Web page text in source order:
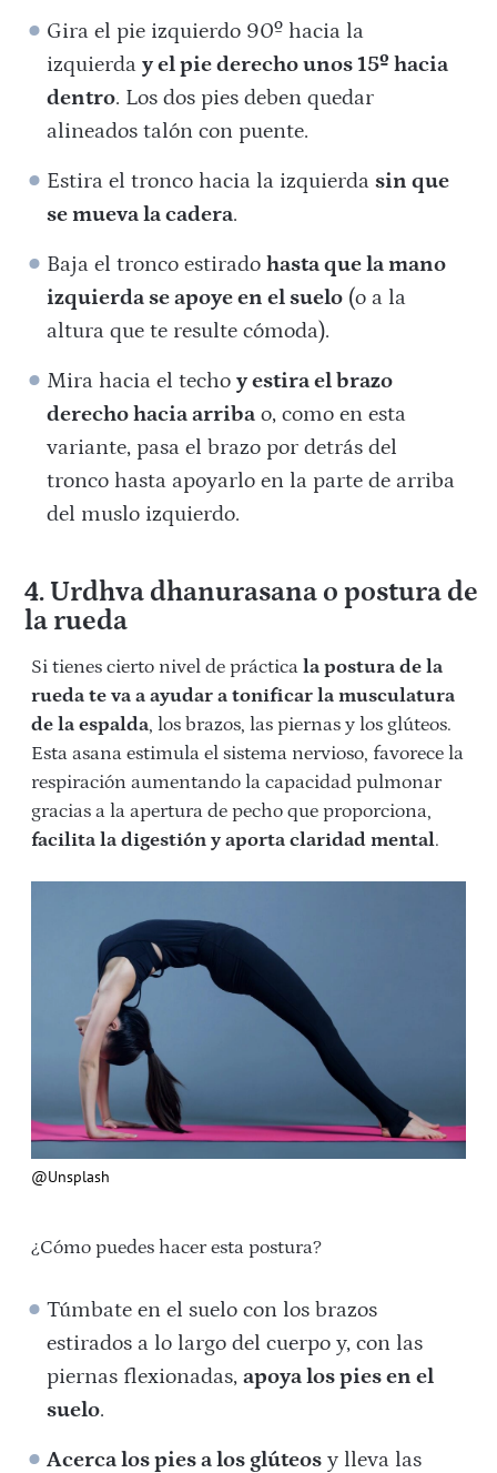
Gira el pie izquierdo 90º hacia la
izquierday el pie derecho unos 15º hacia
dentro. Los dos pies deben quedar
alineados talón con puente.
Estira el tronco hacia la izquierdasin que
se mueva la cadera.
Baja el tronco estiradohasta que la mano
izquierda se apoye en el suelo (o a la
altura que te resulte cómoda).
Mira hacia el techoy estira el brazo
derecho hacia arriba o, como en esta
variante, pasa el brazo por detrás del
tronco hasta apoyarlo en la parte de arriba
del muslo izquierdo.
4. Urdhva dhanurasana o postura de
la rueda
Si tienes cierto nivel de práctica la postura de la
rueda te va a ayudar a tonificar la musculatura
de la espalda, los brazos, las piernas y los glúteos.
Esta asana estimula el sistema nervioso, favorece la
respiración aumentando la capacidad pulmonar
gracias a la apertura de pecho que proporciona,
facilita la digestión y aporta claridad mental.
@Unsplash
¿Cómo puedes hacer esta postura?
Túmbate en el suelo con los brazos
estirados a lo largo del cuerpo y, con las
piernas flexionadas,apoya los pies en el
suelo.
Acerca los pies a los glúteos y lleva las